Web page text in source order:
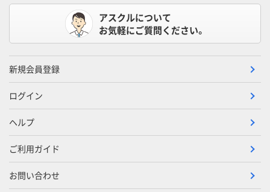
アスクルについて
お気軽にご質問ください。
新規会員登録
ログイン
ヘルプ
ご利用ガイド
お問い合わせ